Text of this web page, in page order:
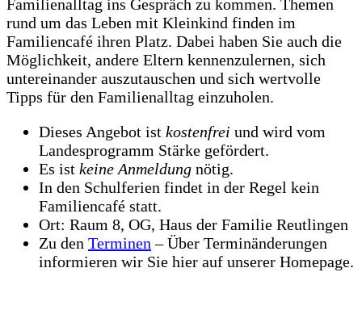
Familienalltag ins Gespräch zu kommen. Themen
rund um das Leben mit Kleinkind finden im
Familiencafé ihren Platz. Dabei haben Sie auch die
Möglichkeit, andere Eltern kennenzulernen, sich
untereinander auszutauschen und sich wertvolle
Tipps für den Familienalltag einzuholen.
Dieses Angebot ist kostenfrei und wird vom
Landesprogramm Stärke gefördert.
Es ist keine Anmeldung nötig.
In den Schulferien findet in der Regel kein
Familiencafé statt.
Ort: Raum 8, OG, Haus der Familie Reutlingen
Zu den Terminen – Über Terminänderungen
informieren wir Sie hier auf unserer Homepage.